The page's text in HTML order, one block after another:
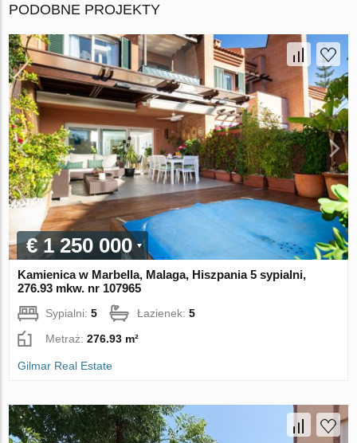
PODOBNE PROJEKTY
€ 1 250 000
Kamienica w Marbella, Malaga, Hiszpania 5 sypialni,
276.93 mkw. nr 107965
Sypialni:5 Łazienek:5
Metraż:276.93 m²
Gilmar Real Estate